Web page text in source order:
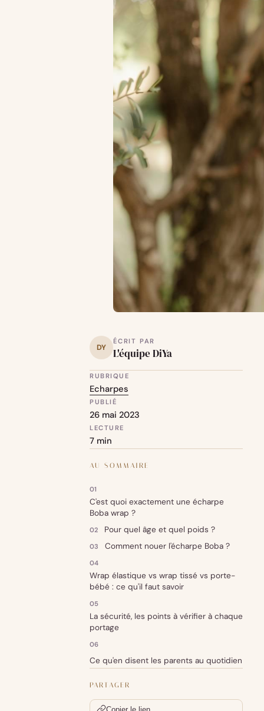
DY
ÉCRIT PAR
L'équipe DiYa
RUBRIQUE
Echarpes
PUBLIÉ
26 mai 2023
LECTURE
7 min
AU SOMMAIRE
C'est quoi exactement une écharpe
Boba wrap ?
Pour quel âge et quel poids ?
Comment nouer l'écharpe Boba ?
Wrap élastique vs wrap tissé vs porte-
bébé : ce qu'il faut savoir
La sécurité, les points à vérifier à chaque
portage
Ce qu'en disent les parents au quotidien
PARTAGER